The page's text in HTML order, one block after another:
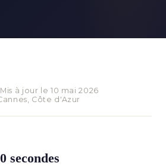
Mis à jour le 10 mai 2026
Côte d'Azur
secondes